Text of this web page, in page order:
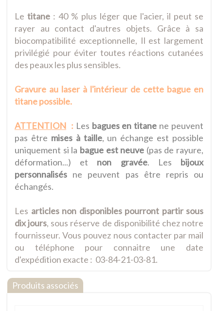
Le titane : 40 % plus léger que l'acier, il peut se
rayer au contact d'autres objets. Grâce à sa
biocompatibilité exceptionnelle, Il est largement
privilégié pour éviter toutes réactions cutanées
des peaux les plus sensibles.
Gravure au laser à l'intérieur de cette bague en
titane possible.
ATTENTION : Les bagues en titane ne peuvent
pas être mises à taille, un échange est possible
uniquement si la bague est neuve (pas de rayure,
déformation...) et non gravée. Les bijoux
personnalisés ne peuvent pas être repris ou
échangés.
Les articles non disponibles pourront partir sous
dix jours, sous réserve de disponibilité chez notre
fournisseur. Vous pouvez nous contacter par mail
ou téléphone pour connaitre une date
d'expédition exacte : 03-84-21-03-81.
Produits associés